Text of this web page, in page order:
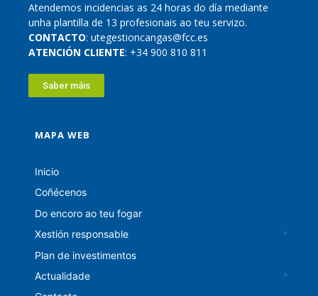
Atendemos incidencias as 24 horas do día mediante
unha plantilla de 13 profesionais ao teu servizo.
CONTACTO: utegestioncangas@fcc.es
ATENCIÓN CLIENTE: +34 900 810 811
Saber máis
MAPA WEB
Inicio
Coñécenos
Do encoro ao teu fogar
Xestión responsable
Plan de investimentos
Actualidade